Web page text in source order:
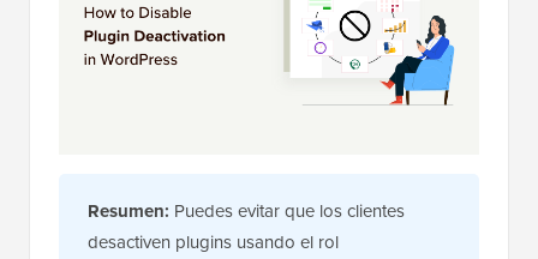
Resumen: Puedes evitar que los clientes
desactiven plugins usando el rol